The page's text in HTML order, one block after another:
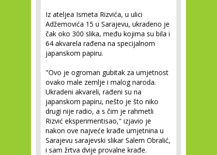
Iz ateljea Ismeta Rizvića, u ulici
Adžemovića 15 u Sarajevu, ukradeno je
čak oko 300 slika, među kojima su bila i
64 akvarela rađena na specijalnom
japanskom papiru.
"Ovo je ogroman gubitak za umjetnost
ovako male zemlje i malog naroda.
Ukradeni akvareli, rađeni su na
japanskom papiru, nešto je što niko
drugi nije radio, a s čim je rahmetli
Rizvić eksperimentisao," izjavio je
nakon ove najveće krađe umjetnina u
Sarajevu sarajevski slikar Salem Obralić,
i sam žrtva dvije provalne krađe.